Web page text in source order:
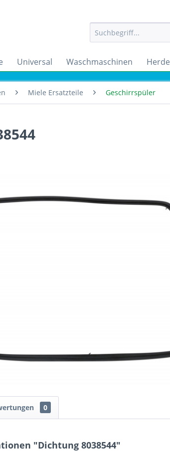
Universal Waschmaschinen Herde
Miele Ersatzteile Geschirrspüler
0
"Dichtung 8038544"